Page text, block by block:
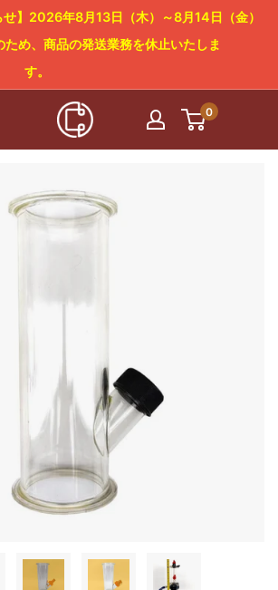
せ】2026年8月13日（木）～8月14日（金）
ため、商品の発送業務を休止いたしま
す。
Cowboy
Craft
0